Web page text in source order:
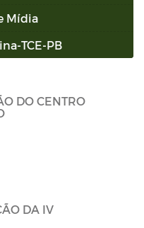
Mídia
TCE-PB
DO CENTRO
DA IV